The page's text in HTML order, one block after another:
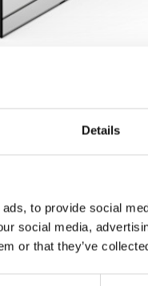
Details
to provide social
social media,
or that they’ve
au choix